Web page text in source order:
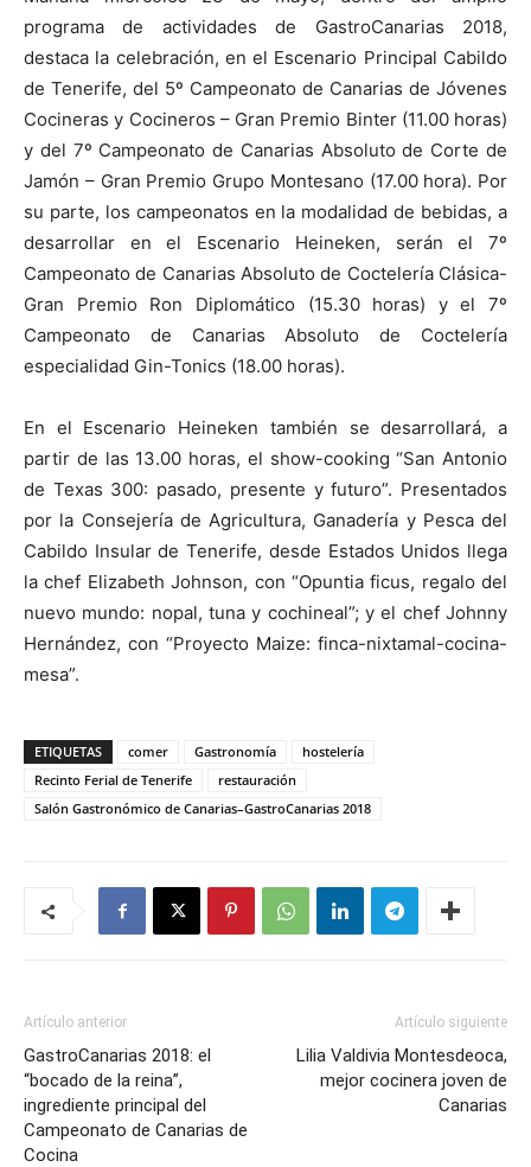
programa de actividades de GastroCanarias 2018,
destaca la celebración, en el Escenario Principal Cabildo
de Tenerife, del 5º Campeonato de Canarias de Jóvenes
Cocineras y Cocineros – Gran Premio Binter (11.00 horas)
y del 7º Campeonato de Canarias Absoluto de Corte de
Jamón – Gran Premio Grupo Montesano (17.00 hora). Por
su parte, los campeonatos en la modalidad de bebidas, a
desarrollar en el Escenario Heineken, serán el 7º
Campeonato de Canarias Absoluto de Coctelería Clásica-
Gran Premio Ron Diplomático (15.30 horas) y el 7º
Campeonato de Canarias Absoluto de Coctelería
especialidad Gin-Tonics (18.00 horas).
En el Escenario Heineken también se desarrollará, a
partir de las 13.00 horas, el show-cooking “San Antonio
de Texas 300: pasado, presente y futuro”. Presentados
por la Consejería de Agricultura, Ganadería y Pesca del
Cabildo Insular de Tenerife, desde Estados Unidos llega
la chef Elizabeth Johnson, con “Opuntia ficus, regalo del
nuevo mundo: nopal, tuna y cochineal”; y el chef Johnny
Hernández, con “Proyecto Maize: finca-nixtamal-cocina-
mesa”.
ETIQUETAS comer Gastronomía
hostelería
Recinto Ferial de Tenerife
restauración
Salón Gastronómico de Canarias–GastroCanarias 2018
Artículo anterior
GastroCanarias 2018: el
“bocado de la reina”,
ingrediente principal del
Campeonato de Canarias de
Cocina
Artículo siguiente
Lilia Valdivia Montesdeoca,
mejor cocinera joven de
Canarias